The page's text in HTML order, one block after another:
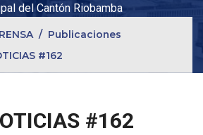
del Cantón Riobamba
Publicaciones
#162
#162